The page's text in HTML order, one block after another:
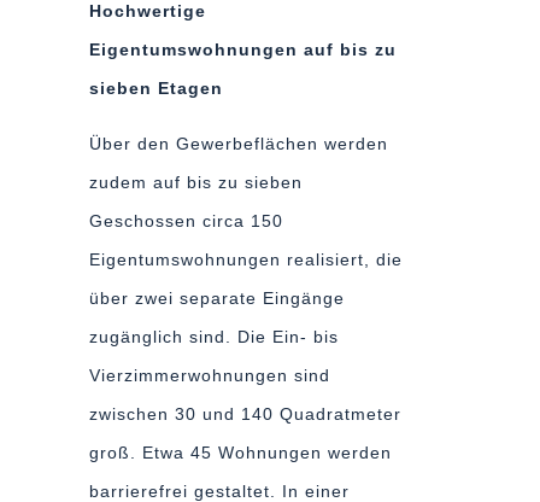
Hochwertige
Eigentumswohnungen auf bis zu
sieben Etagen
Über den Gewerbeflächen werden
zudem auf bis zu sieben
Geschossen circa 150
Eigentumswohnungen realisiert, die
über zwei separate Eingänge
zugänglich sind. Die Ein- bis
Vierzimmerwohnungen sind
zwischen 30 und 140 Quadratmeter
groß. Etwa 45 Wohnungen werden
barrierefrei gestaltet. In einer